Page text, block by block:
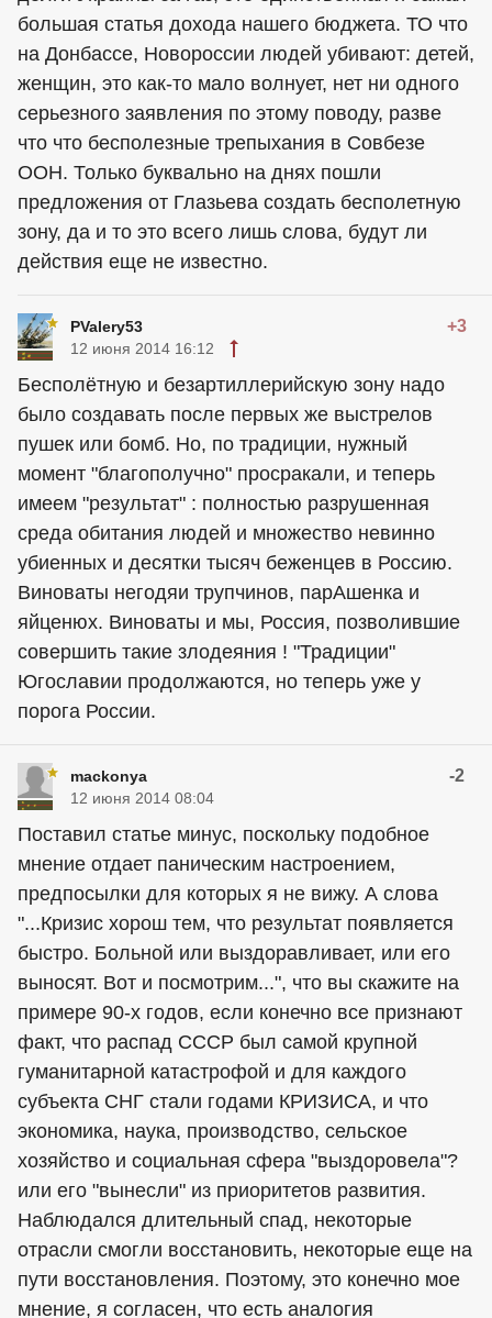
большая статья дохода нашего бюджета. ТО что
на Донбассе, Новороссии людей убивают: детей,
женщин, это как-то мало волнует, нет ни одного
серьезного заявления по этому поводу, разве
что что бесполезные трепыхания в Совбезе
ООН. Только буквально на днях пошли
предложения от Глазьева создать бесполетную
зону, да и то это всего лишь слова, будут ли
действия еще не известно.
PValery53 +3
12 июня 2014 16:12
Бесполётную и безартиллерийскую зону надо
было создавать после первых же выстрелов
пушек или бомб. Но, по традиции, нужный
момент "благополучно" просракали, и теперь
имеем "результат" : полностью разрушенная
среда обитания людей и множество невинно
убиенных и десятки тысяч беженцев в Россию.
Виноваты негодяи трупчинов, парАшенка и
яйценюх. Виноваты и мы, Россия, позволившие
совершить такие злодеяния ! "Традиции"
Югославии продолжаются, но теперь уже у
порога России.
mackonya -2
12 июня 2014 08:04
Поставил статье минус, поскольку подобное
мнение отдает паническим настроением,
предпосылки для которых я не вижу. А слова
"...Кризис хорош тем, что результат появляется
быстро. Больной или выздоравливает, или его
выносят. Вот и посмотрим...", что вы скажите на
примере 90-х годов, если конечно все признают
факт, что распад СССР был самой крупной
гуманитарной катастрофой и для каждого
субъекта СНГ стали годами КРИЗИСА, и что
экономика, наука, производство, сельское
хозяйство и социальная сфера "выздоровела"?
или его "вынесли" из приоритетов развития.
Наблюдался длительный спад, некоторые
отрасли смогли восстановить, некоторые еще на
пути восстановления. Поэтому, это конечно мое
мнение, я согласен, что есть аналогия